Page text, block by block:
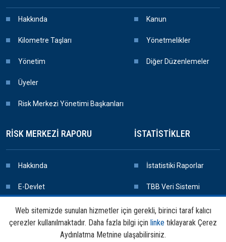
Hakkında
Kilometre Taşları
Yönetim
Üyeler
Risk Merkezi Yönetimi Başkanları
Kanun
Yönetmelikler
Diğer Düzenlemeler
RISK MERKEZI RAPORU
Hakkında
E-Devlet
Rapor Başvuru
İSTATISTIKLER
İstatistiki Raporlar
TBB Veri Sistemi
Web sitemizde sunulan hizmetler için gerekli, birinci taraf kalıcı
çerezler kullanılmaktadır. Daha fazla bilgi için linke tıklayarak Çerez
Aydınlatma Metnine ulaşabilirsiniz.